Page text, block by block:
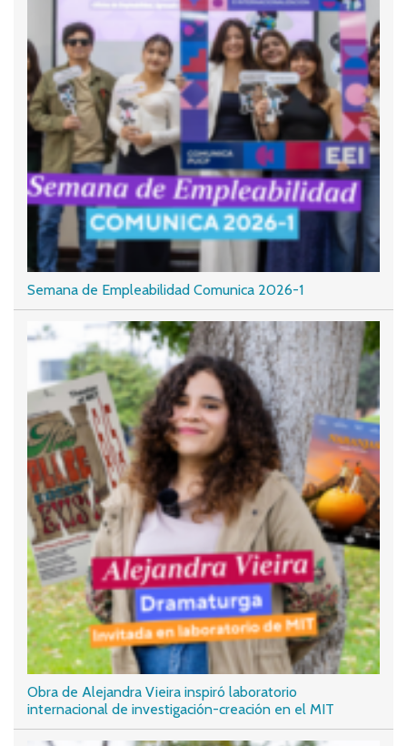
Semana de Empleabilidad Comunica 2026-1
Obra de Alejandra Vieira inspiró laboratorio
internacional de investigación-creación en el MIT